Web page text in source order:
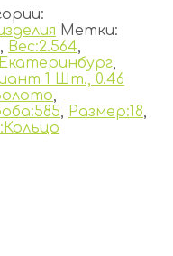
Метки:
, Вес:2.564,
,
1 Шт., 0.46
,
, Размер:18,